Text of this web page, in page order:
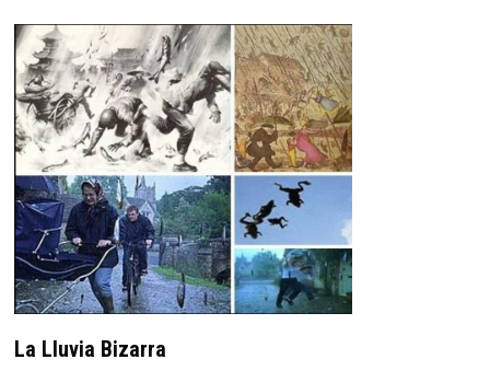
La Lluvia Bizarra